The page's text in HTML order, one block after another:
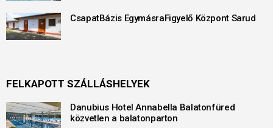
CsapatBázis EgymásraFigyelő Központ Sarud
FELKAPOTT SZÁLLÁSHELYEK
Danubius Hotel Annabella Balatonfüred
közvetlen a balatonparton